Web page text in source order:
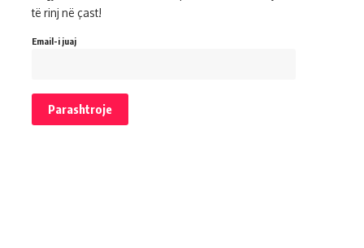
të rinj në çast!
Email-i juaj